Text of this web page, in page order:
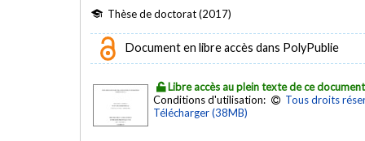
Thèse de doctorat (2017)
Document en libre accès dans PolyPublie
Libre accès au plein texte de ce document
Conditions d'utilisation:
Tous droits
Télécharger (38MB)